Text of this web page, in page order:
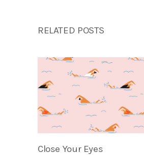
RELATED POSTS
Close Your Eyes